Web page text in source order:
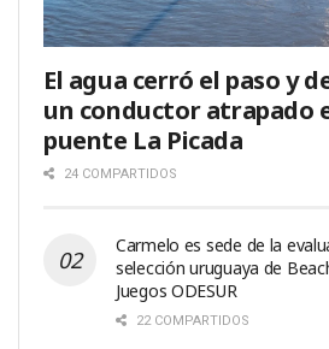
El agua cerró el paso y
un conductor atrapado
puente La Picada
24 COMPARTIDOS
Carmelo es sede de la
selección uruguaya de
Juegos ODESUR
22 COMPARTIDOS